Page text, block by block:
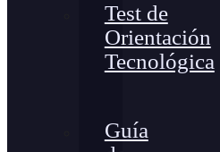
Test de
Orientación
Tecnológica
Guía